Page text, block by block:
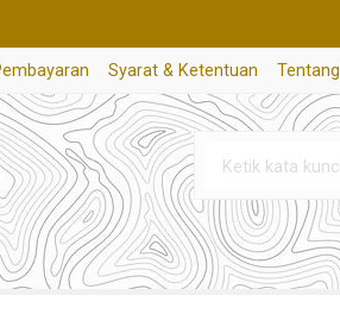
Syarat & Ketentuan